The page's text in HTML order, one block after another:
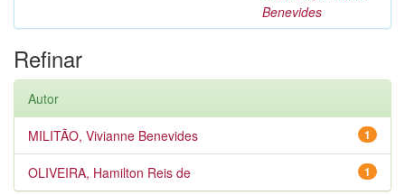
Benevides
Refinar
Autor
1
MILITÃO, Vivianne Benevides
1
OLIVEIRA, Hamilton Reis de